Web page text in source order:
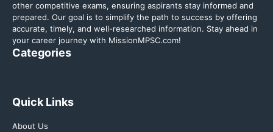
other competitive exams, ensuring aspirants stay informed and
prepared. Our goal is to simplify the path to success by offering
accurate, timely, and well-researched information. Stay ahead in
your career journey with MissionMPSC.com!
Categories
Quick Links
About Us